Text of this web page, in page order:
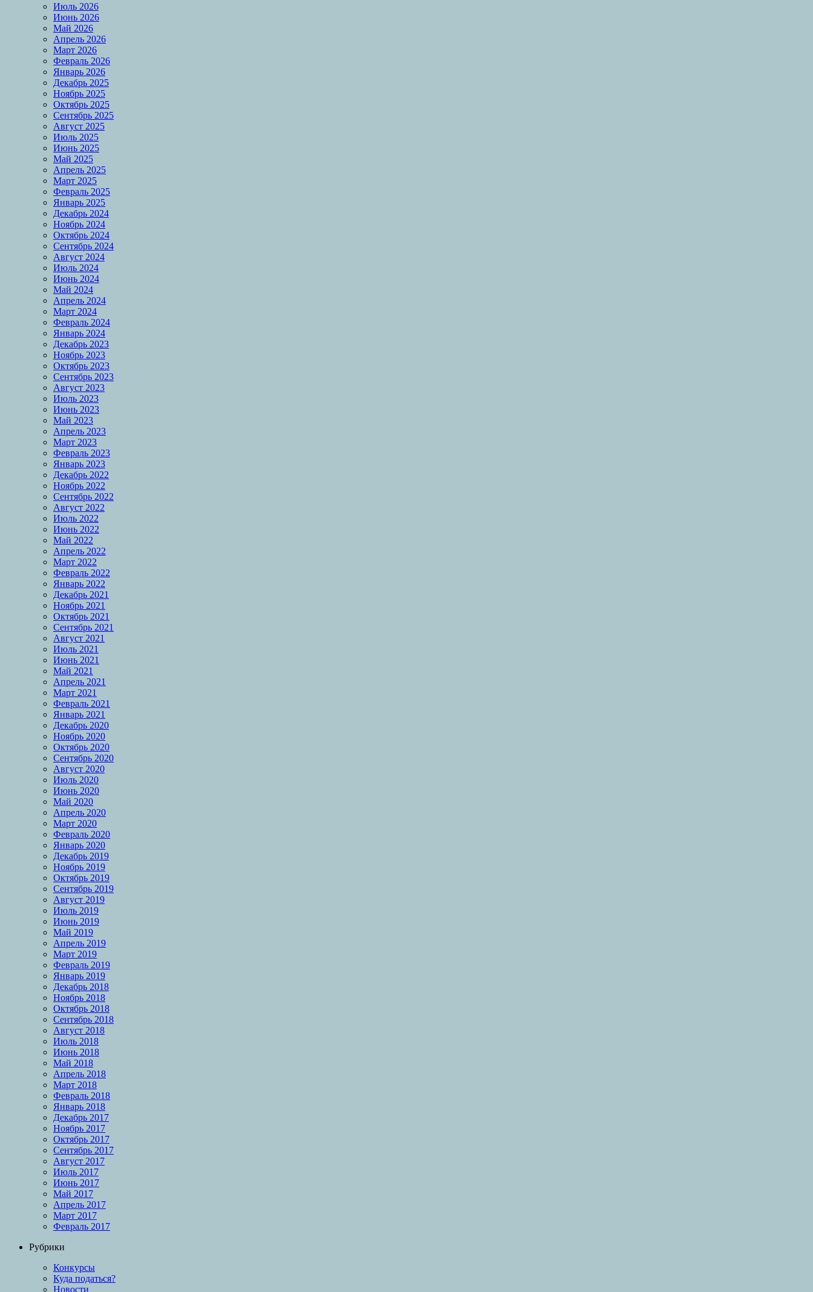
Июль 2026
Июнь 2026
Май 2026
Апрель 2026
Март 2026
Февраль 2026
Январь 2026
Декабрь 2025
Ноябрь 2025
Октябрь 2025
Сентябрь 2025
Август 2025
Июль 2025
Июнь 2025
Май 2025
Апрель 2025
Март 2025
Февраль 2025
Январь 2025
Декабрь 2024
Ноябрь 2024
Октябрь 2024
Сентябрь 2024
Август 2024
Июль 2024
Июнь 2024
Май 2024
Апрель 2024
Март 2024
Февраль 2024
Январь 2024
Декабрь 2023
Ноябрь 2023
Октябрь 2023
Сентябрь 2023
Август 2023
Июль 2023
Июнь 2023
Май 2023
Апрель 2023
Март 2023
Февраль 2023
Январь 2023
Декабрь 2022
Ноябрь 2022
Сентябрь 2022
Август 2022
Июль 2022
Июнь 2022
Май 2022
Апрель 2022
Март 2022
Февраль 2022
Январь 2022
Декабрь 2021
Ноябрь 2021
Октябрь 2021
Сентябрь 2021
Август 2021
Июль 2021
Июнь 2021
Май 2021
Апрель 2021
Март 2021
Февраль 2021
Январь 2021
Декабрь 2020
Ноябрь 2020
Октябрь 2020
Сентябрь 2020
Август 2020
Июль 2020
Июнь 2020
Май 2020
Апрель 2020
Март 2020
Февраль 2020
Январь 2020
Декабрь 2019
Ноябрь 2019
Октябрь 2019
Сентябрь 2019
Август 2019
Июль 2019
Июнь 2019
Май 2019
Апрель 2019
Март 2019
Февраль 2019
Январь 2019
Декабрь 2018
Ноябрь 2018
Октябрь 2018
Сентябрь 2018
Август 2018
Июль 2018
Июнь 2018
Май 2018
Апрель 2018
Март 2018
Февраль 2018
Январь 2018
Декабрь 2017
Ноябрь 2017
Октябрь 2017
Сентябрь 2017
Август 2017
Июль 2017
Июнь 2017
Май 2017
Апрель 2017
Март 2017
Февраль 2017
Рубрики
Конкурсы
Куда податься?
Новости